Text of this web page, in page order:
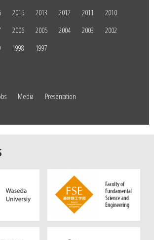
2015 2013 2012 2011
2010
2006 2005 2004 2003
2002
1998 1997
Media Presentation